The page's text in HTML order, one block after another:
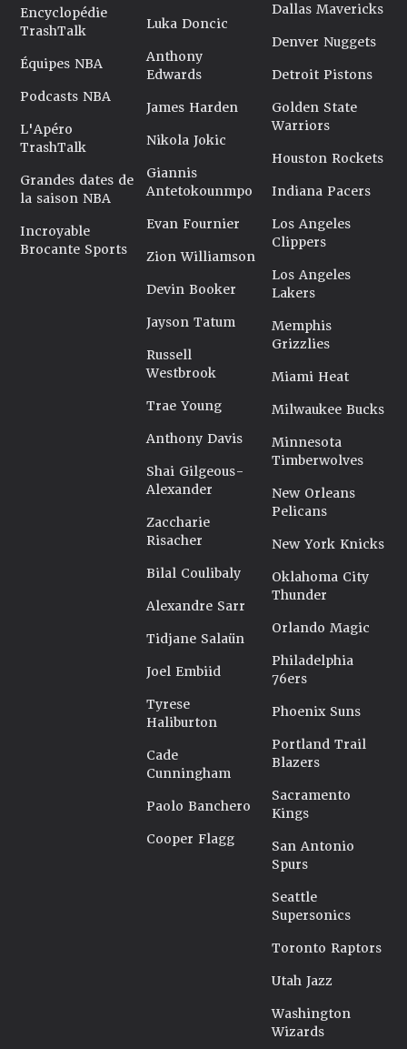
Encyclopédie
TrashTalk
Équipes NBA
Podcasts NBA
L'Apéro
TrashTalk
Grandes dates de
la saison NBA
Incroyable
Brocante Sports
Luka Doncic
Anthony
Edwards
James Harden
Nikola Jokic
Giannis
Antetokounmpo
Evan Fournier
Zion Williamson
Devin Booker
Jayson Tatum
Russell
Westbrook
Trae Young
Anthony Davis
Shai Gilgeous-
Alexander
Zaccharie
Risacher
Bilal Coulibaly
Alexandre Sarr
Tidjane Salaün
Joel Embiid
Tyrese
Haliburton
Cade
Cunningham
Paolo Banchero
Cooper Flagg
Dallas Mavericks
Denver Nuggets
Detroit Pistons
Golden State
Warriors
Houston Rockets
Indiana Pacers
Los Angeles
Clippers
Los Angeles
Lakers
Memphis
Grizzlies
Miami Heat
Milwaukee Bucks
Minnesota
Timberwolves
New Orleans
Pelicans
New York Knicks
Oklahoma City
Thunder
Orlando Magic
Philadelphia
76ers
Phoenix Suns
Portland Trail
Blazers
Sacramento
Kings
San Antonio
Spurs
Seattle
Supersonics
Toronto Raptors
Utah Jazz
Washington
Wizards